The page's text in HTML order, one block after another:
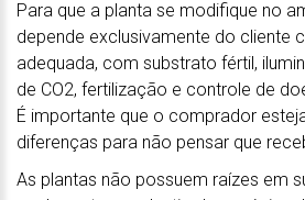
Para que a planta se modifique no
depende exclusivamente do cliente
adequada, com substrato fértil,
de CO2, fertilização e controle de
É importante que o comprador
diferenças para não pensar que
As plantas não possuem raízes em